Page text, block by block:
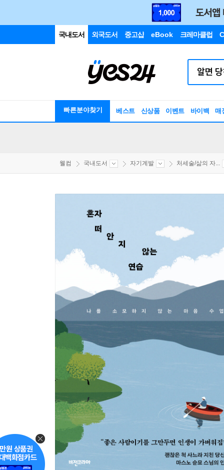
국내도서 외국도서 중고샵 eBook 크레마클럽
빠른분야찾기 베스트 신상품 이벤트 바이백 매
웰컴 국내도서 자기계발 처세술/삶의 자...